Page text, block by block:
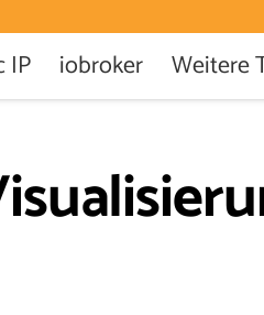
IP iobroker Weitere